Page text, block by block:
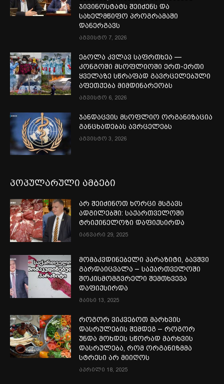
ჯივინოსტატს შეიძენს და
სახელმწიფო პროგრამაში
დანერგავს
აგვისტო 7, 2026
ებოლა კვლავ საფრთხეა —
კონგოში მსოფლიოში ერთ-ერთი
ყველაზე სწრაფად გავრცელებული
აფეთქება მიმდინარეობს
აგვისტო 6, 2026
ჯანდაცვის მსოფლიო ორგანიზაცია
განცხადებას ავრცელებს
აგვისტო 3, 2026
პოპულარული ამბები
არ შეიძინოთ ხორცი მსგავს
ადგილებში: საქართველოში
ტრიქინელოზი დაფიქსირდა
იანვარი 29, 2025
მომაკვდინებელი პარაზიტი, ბავშვი
გარდაიცვალა – საქართველოში
შოკისმომგვრელი შემთხვევა
დაფიქსირდა
მაისი 13, 2025
როგორ ვიკვებოთ მარხვის
დასრულების შემდეგ – როგორ
უნდა მოხდეს სწორად მარხვის
დასრულება, რომ ორგანიზმმა
სტრესი არ მიიღოს
აპრილი 18, 2025